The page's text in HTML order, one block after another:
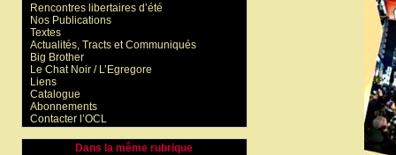
Rencontres libertaires d’été
Nos Publications
Textes
Actualités, Tracts et Communiqués
Big Brother
Le Chat Noir / L’Egregore
Liens
Catalogue
Abonnements
Contacter l’OCL
Dans la même rubrique